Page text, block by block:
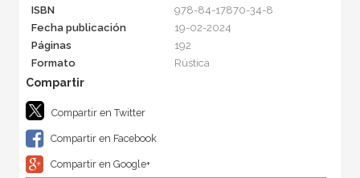
ISBN
978-84-17870-34-8
Fecha publicación
19-02-2024
Páginas
192
Formato
Rústica
Compartir en Twitter
Compartir en Facebook
Compartir en Google+